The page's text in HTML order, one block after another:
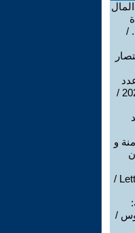
/
جوان-جويلية-اوت 2026 /
و
Letters from the East /
/